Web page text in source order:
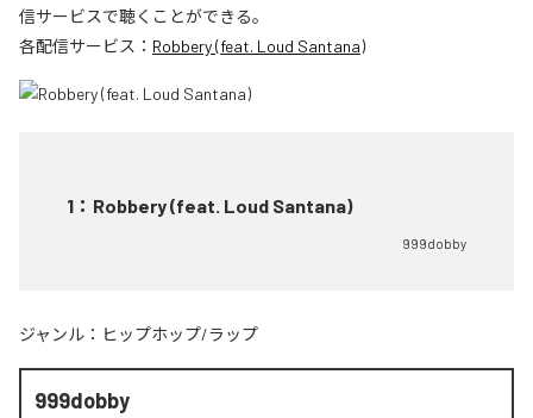
信サービスで聴くことができる。
各配信サービス： Robbery (feat. Loud Santana)
1 ： Robbery (feat. Loud Santana)
999dobby
ジャンル： ヒップホップ/ラップ
999dobby